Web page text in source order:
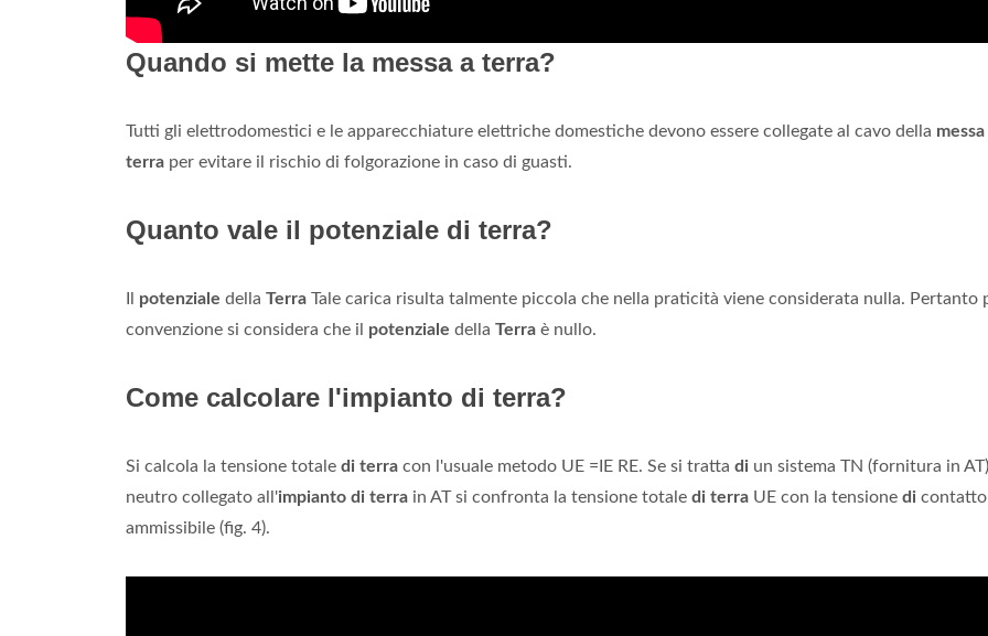
Quando si mette la messa a terra?
Tutti gli elettrodomestici e le apparecchiature elettriche domestiche devono essere collegate al cavo della messa
terra per evitare il rischio di folgorazione in caso di guasti.
Quanto vale il potenziale di terra?
potenziale della Terra Tale carica risulta talmente piccola che nella praticità viene considerata nulla. Pertanto
convenzione si considera che il potenziale della Terra è nullo.
Come calcolare l'impianto di terra?
Si calcola la tensione totale di terra con l'usuale metodo UE =IE RE. Se si tratta di un sistema TN (fornitura in
neutro collegato all'impianto di terra in AT si confronta la tensione totale di terra UE con la tensione di contatto
ammissibile (fig. 4).